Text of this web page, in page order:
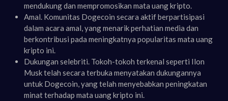
mendukung dan mempromosikan mata uang kripto.
Amal. Komunitas Dogecoin secara aktif berpartisipasi
dalam acara amal, yang menarik perhatian media dan
berkontribusi pada meningkatnya popularitas mata uang
kripto ini.
Dukungan selebriti. Tokoh-tokoh terkenal seperti Ilon
Musk telah secara terbuka menyatakan dukungannya
untuk Dogecoin, yang telah menyebabkan peningkatan
minat terhadap mata uang kripto ini.